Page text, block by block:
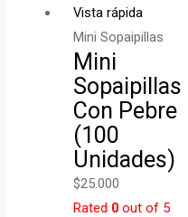
Vista rápida
Mini Sopaipillas
Mini
Sopaipillas
Con Pebre
(100
Unidades)
$25.000
Rated 0out of 5